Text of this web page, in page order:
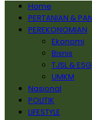
Home
PERTANIAN &
PEREKONOMIAN
Ekonomi
Bisnis
TJSL & ESG
UMKM
Nasional
POLITIK
LIFESTYLE